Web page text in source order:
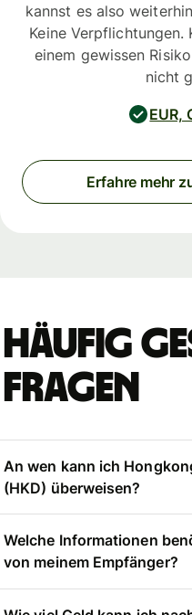
kannst es also
Keine Verpflichtungen.
einem gewissen
nicht
EUR,
Erfahre mehr
Häufig
Fragen
An wen kann ich
(HKD) überweisen?
Welche Informationen
von meinem Empfänger?